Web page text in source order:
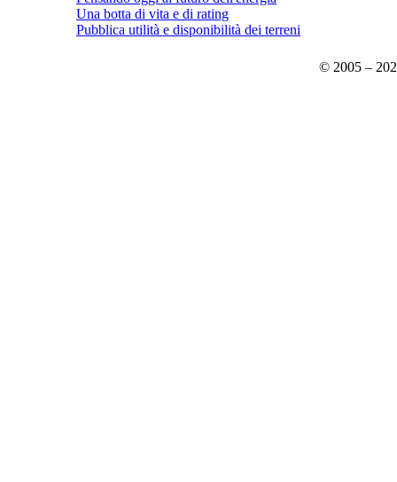
Una botta di vita e di rating
Pubblica utilità e disponibilità dei terreni
© 2005 –